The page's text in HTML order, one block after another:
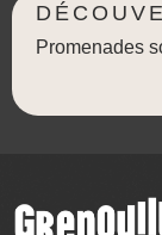
Promenades